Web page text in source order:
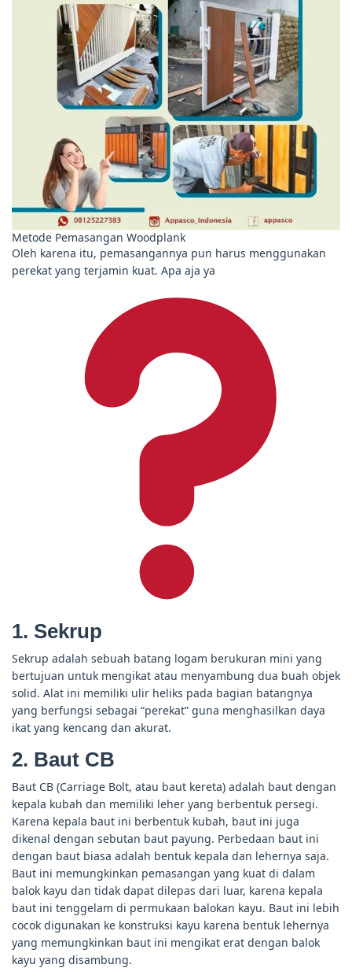
Metode Pemasangan Woodplank
Oleh karena itu, pemasangannya pun harus menggunakan
perekat yang terjamin kuat. Apa aja ya
1. Sekrup
Sekrup adalah sebuah batang logam berukuran mini yang
bertujuan untuk mengikat atau menyambung dua buah objek
solid. Alat ini memiliki ulir heliks pada bagian batangnya
yang berfungsi sebagai “perekat” guna menghasilkan daya
ikat yang kencang dan akurat.
2. Baut CB
Baut CB (Carriage Bolt, atau baut kereta) adalah baut dengan
kepala kubah dan memiliki leher yang berbentuk persegi.
Karena kepala baut ini berbentuk kubah, baut ini juga
dikenal dengan sebutan baut payung. Perbedaan baut ini
dengan baut biasa adalah bentuk kepala dan lehernya saja.
Baut ini memungkinkan pemasangan yang kuat di dalam
balok kayu dan tidak dapat dilepas dari luar, karena kepala
baut ini tenggelam di permukaan balokan kayu. Baut ini lebih
cocok digunakan ke konstruksi kayu karena bentuk lehernya
yang memungkinkan baut ini mengikat erat dengan balok
kayu yang disambung.